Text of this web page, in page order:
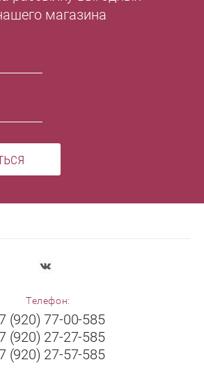
магазина
Телефон:
(920) 77-00-585
(920) 27-27-585
(920) 27-57-585